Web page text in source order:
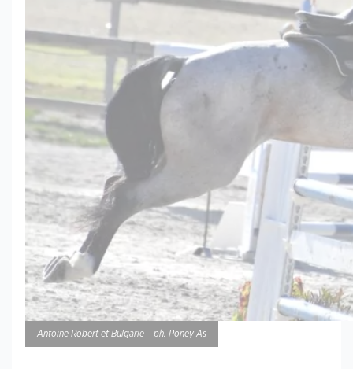
Antoine Robert et Bulgarie – ph. Poney As